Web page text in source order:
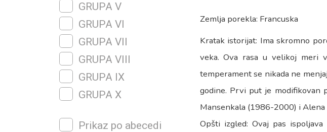
Zemlja porekla: Francuska
Kratak istorijat: Ima skromno
veka. Ova rasa u velikoj meri
temperament se nikada ne
godine. Prvi put je modifikovan
Mansenkala (1986-2000) i
Opšti izgled: Ovaj pas
GRUPA V
GRUPA VI
GRUPA VII
GRUPA VIII
GRUPA IX
GRUPA X
Prikaz po abecedi